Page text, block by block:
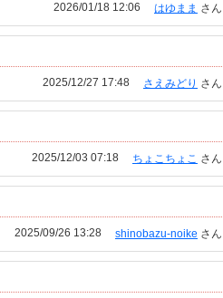
はゆまま さん
2026/01/18 12:06
さえみどり さん
2025/12/27 17:48
ちょこちょこ さん
2025/12/03 07:18
shinobazu-noike さん
2025/09/26 13:28